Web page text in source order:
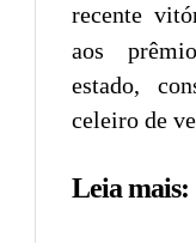
recente
aos
estado,
celeiro de
Leia mais: